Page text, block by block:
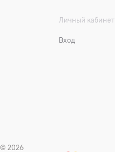
Личный кабинет
Вход
© 2026